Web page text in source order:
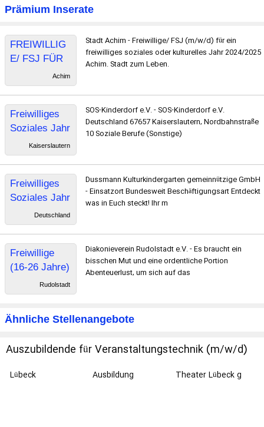
Prämium Inserate
FREIWILLIG
E/ FSJ FÜR
FREIWILLIG
SOZIALES
ODER
KULTURELL
ES JAHR
2024/2025
Achim
Stadt Achim - Freiwillige/ FSJ (m/w/d) für ein
freiwilliges soziales oder kulturelles Jahr 2024/2025
Achim. Stadt zum Leben.
Freiwilliges
Soziales Jahr
(FSJ) in der
teilstationäre
Kaiserslautern
SOS-Kinderdorf e.V. - SOS-Kinderdorf e.V.
Deutschland 67657 Kaiserslautern, Nordbahnstraße
10 Soziale Berufe (Sonstige)
Freiwilliges
Soziales Jahr
FSJ im
Kindergarten
Deutschland
Dussmann Kulturkindergarten gemeinnützige GmbH
- Einsatzort Bundesweit Beschäftigungsart Entdeckt
was in Euch steckt! Ihr m
Freiwillige
(16-26 Jahre)
Freiwilliges
Rudolstadt
Diakonieverein Rudolstadt e.V. - Es braucht ein
bisschen Mut und eine ordentliche Portion
Abenteuerlust, um sich auf das
Ähnliche Stellenangebote
Auszubildende für Veranstaltungstechnik (m/w/d)
Lübeck Ausbildung Theater Lübeck g